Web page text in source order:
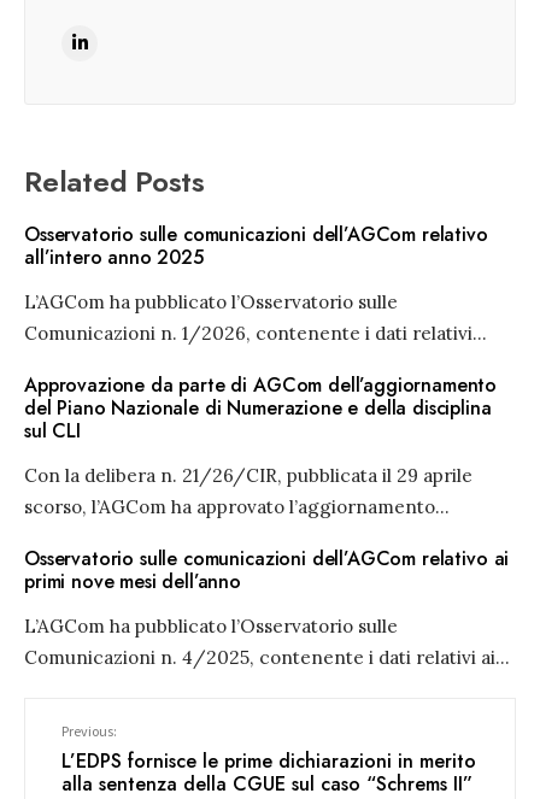
Related Posts
Osservatorio sulle comunicazioni dell’AGCom relativo
all’intero anno 2025
L’AGCom ha pubblicato l’Osservatorio sulle
Comunicazioni n. 1/2026, contenente i dati relativi...
Approvazione da parte di AGCom dell’aggiornamento
del Piano Nazionale di Numerazione e della disciplina
sul CLI
Con la delibera n. 21/26/CIR, pubblicata il 29 aprile
scorso, l’AGCom ha approvato l’aggiornamento...
Osservatorio sulle comunicazioni dell’AGCom relativo ai
primi nove mesi dell’anno
L’AGCom ha pubblicato l’Osservatorio sulle
Comunicazioni n. 4/2025, contenente i dati relativi ai...
Previous:
L’EDPS fornisce le prime dichiarazioni in merito
alla sentenza della CGUE sul caso “Schrems II”